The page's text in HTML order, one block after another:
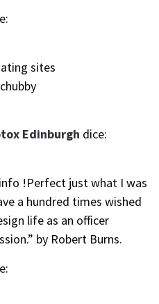
sites
Edinburgh dice:
!Perfect just what I was
a hundred times wished
life as an officer
by Robert Burns.